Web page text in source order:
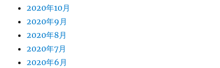
2020年10月
2020年9月
2020年8月
2020年7月
2020年6月